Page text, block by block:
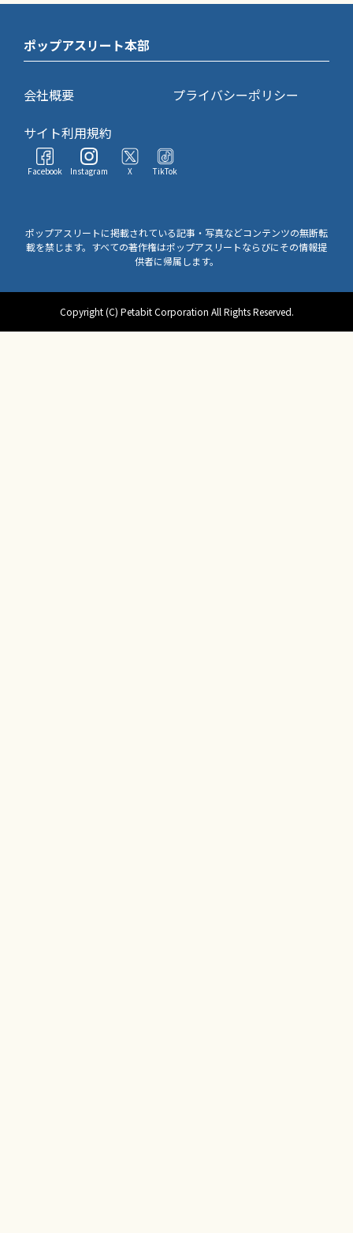
ポップアスリート本部
会社概要
プライバシーポリシー
サイト利用規約
Facebook Instagram X TikTok
ポップアスリートに掲載されている記事・写真などコンテンツの無断転
載を禁じます。すべての著作権はポップアスリートならびにその情報提
供者に帰属します。
Copyright (C) Petabit Corporation All Rights Reserved.